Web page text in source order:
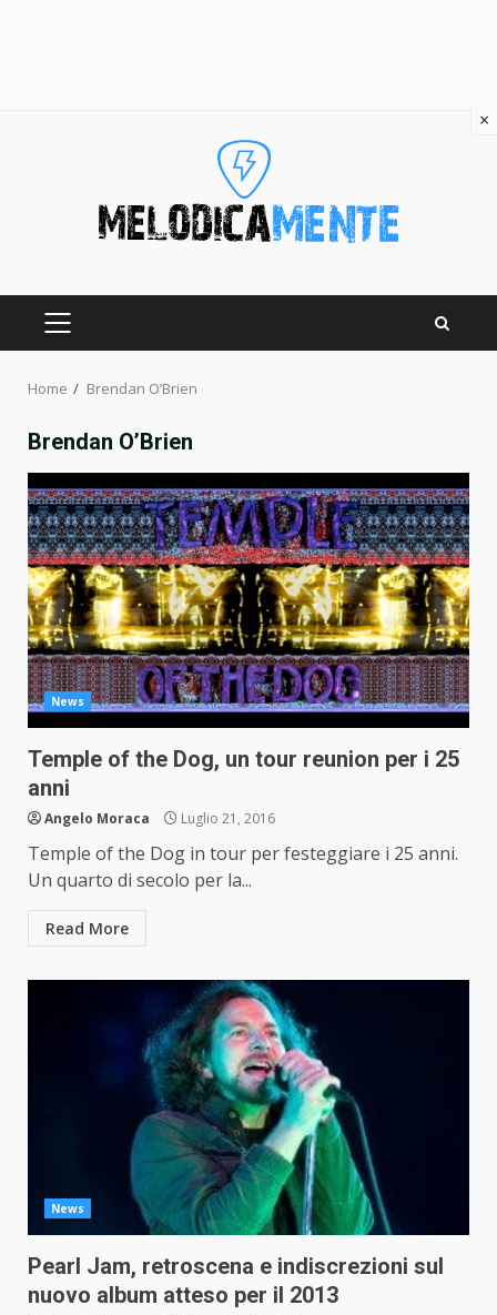
PRIMARY
Home Brendan O’Brien
Brendan O’Brien
News
Temple of the Dog, un tour reunion per i 25
anni
Angelo Moraca Luglio 21, 2016
Temple of the Dog in tour per festeggiare i 25 anni.
Un quarto di secolo per la...
Read More
News
Pearl Jam, retroscena e indiscrezioni sul
nuovo album atteso per il 2013
×